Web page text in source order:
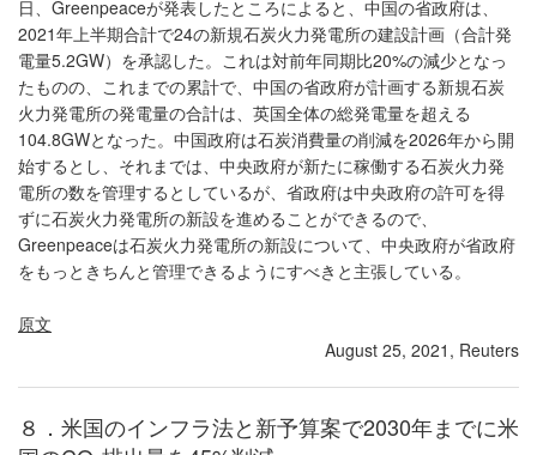
日、Greenpeaceが発表したところによると、中国の省政府は、
2021年上半期合計で24の新規石炭火力発電所の建設計画（合計発
電量5.2GW）を承認した。これは対前年同期比20%の減少となっ
たものの、これまでの累計で、中国の省政府が計画する新規石炭
火力発電所の発電量の合計は、英国全体の総発電量を超える
104.8GWとなった。中国政府は石炭消費量の削減を2026年から開
始するとし、それまでは、中央政府が新たに稼働する石炭火力発
電所の数を管理するとしているが、省政府は中央政府の許可を得
ずに石炭火力発電所の新設を進めることができるので、
Greenpeaceは石炭火力発電所の新設について、中央政府が省政府
をもっときちんと管理できるようにすべきと主張している。
原文
August 25, 2021, Reuters
８．米国のインフラ法と新予算案で2030年までに米